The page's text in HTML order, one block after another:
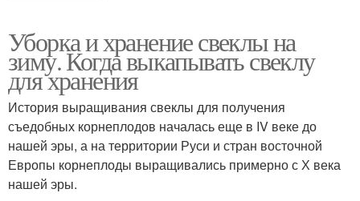
Уборка и хранение свеклы на
зиму. Когда выкапывать свеклу
для хранения
История выращивания свеклы для получения
съедобных корнеплодов началась еще в IV веке до
нашей эры, а на территории Руси и стран восточной
Европы корнеплоды выращивались примерно с Х века
нашей эры.